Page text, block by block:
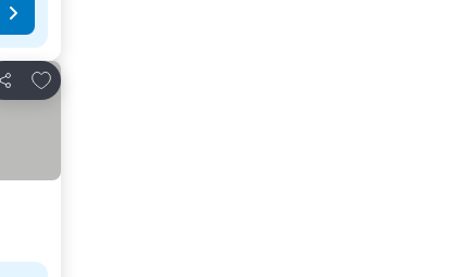
Condividi
Aggiungi ai preferiti